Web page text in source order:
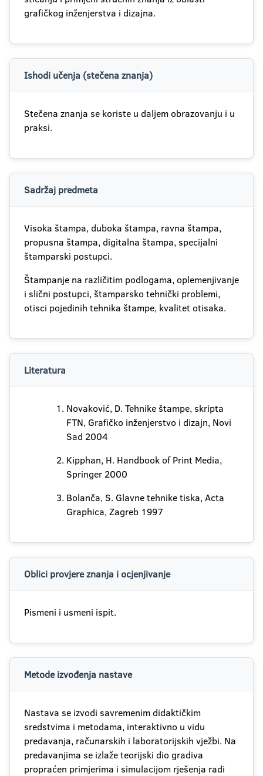
grafičkog inženjerstva i dizajna.
Ishodi učenja (stečena znanja)
Stečena znanja se koriste u daljem obrazovanju i u
praksi.
Sadržaj predmeta
Visoka štampa, duboka štampa, ravna štampa,
propusna štampa, digitalna štampa, specijalni
štamparski postupci.
Štampanje na različitim podlogama, oplemenjivanje
i slični postupci, štamparsko tehnički problemi,
otisci pojedinih tehnika štampe, kvalitet otisaka.
Literatura
Novaković, D. Tehnike štampe, skripta
FTN, Grafičko inženjerstvo i dizajn, Novi
Sad 2004
Kipphan, H. Handbook of Print Media,
Springer 2000
Bolanča, S. Glavne tehnike tiska, Acta
Graphica, Zagreb 1997
Oblici provjere znanja i ocjenjivanje
Pismeni i usmeni ispit.
Metode izvođenja nastave
Nastava se izvodi savremenim didaktičkim
sredstvima i metodama, interaktivno u vidu
predavanja, računarskih i laboratorijskih vježbi. Na
predavanjima se izlaže teorijski dio gradiva
propraćen primjerima i simulacijom rješenja radi